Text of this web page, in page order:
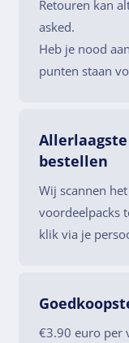
Retouren kan
asked.
Heb je nood
punten staan
bestellen
Wij scannen
voordeelpacks
klik via je
€3.90 euro per